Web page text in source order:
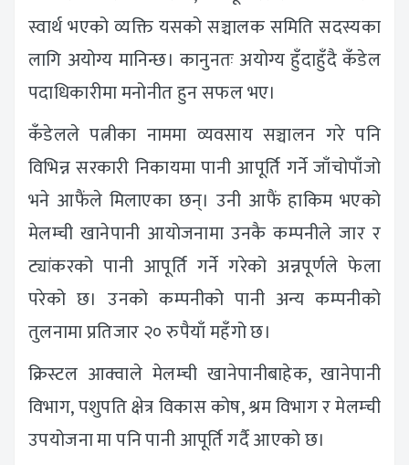
स्वार्थ भएको व्यक्ति यसको सञ्चालक समिति सदस्यका
लागि अयोग्य मानिन्छ। कानुनतः अयोग्य हुँदाहुँदै कँडेल
पदाधिकारीमा मनोनीत हुन सफल भए।
कँडेलले पत्नीका नाममा व्यवसाय सञ्चालन गरे पनि
विभिन्न सरकारी निकायमा पानी आपूर्ति गर्ने जाँचोपाँजो
भने आफैंले मिलाएका छन्। उनी आफैं हाकिम भएको
मेलम्ची खानेपानी आयोजनामा उनकै कम्पनीले जार र
ट्यांकरको पानी आपूर्ति गर्ने गरेको अन्नपूर्णले फेला
परेको छ। उनको कम्पनीको पानी अन्य कम्पनीको
तुलनामा प्रतिजार २० रुपैयाँ महँगो छ।
क्रिस्टल आक्वाले मेलम्ची खानेपानीबाहेक, खानेपानी
विभाग, पशुपति क्षेत्र विकास कोष, श्रम विभाग र मेलम्ची
उपयोजना मा पनि पानी आपूर्ति गर्दै आएको छ।